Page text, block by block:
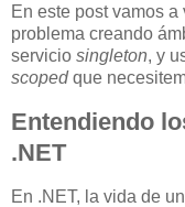
En este post vamos a
problema creando
servicio singleton, y
scopedque
Entendiendo
.NET
En .NET, la vida de